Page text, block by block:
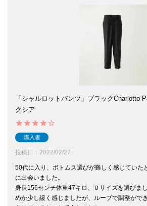
「シャルロットパンツ」ブラックCharlotto
クシア
購入者
投稿日 2022/02/27
50代に入り、ボトムス選びが難しく感じていた
に出会いました。
身長156センチ体重47キロ、０サイズを選びま
めか少し緩く感じましたが、ループで調整がで